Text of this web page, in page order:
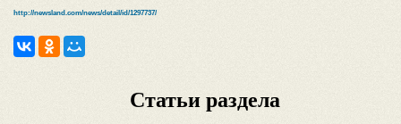
http://newsland.com/news/detail/id/1297737/
Статьи раздела